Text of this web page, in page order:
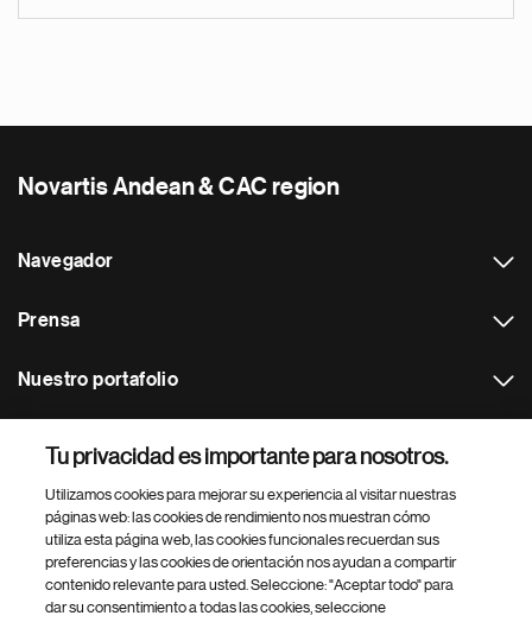
Novartis Andean & CAC region
Navegador
Prensa
Nuestro portafolio
Footer Site Search
Tu privacidad es importante para nosotros.
Utilizamos cookies para mejorar su experiencia al visitar nuestras
páginas web: las cookies de rendimiento nos muestran cómo
utiliza esta página web, las cookies funcionales recuerdan sus
preferencias y las cookies de orientación nos ayudan a compartir
contenido relevante para usted. Seleccione: "Aceptar todo" para
dar su consentimiento a todas las cookies, seleccione